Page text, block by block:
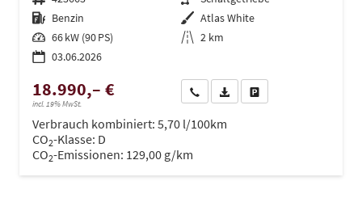
Kraftstoff Benzin Außenfarbe Atlas White
Leistung 66 kW (90 PS) Kilometerstand 2 km
03.06.2026
18.990,– €
incl. 19% MwSt.
Wir rufen Sie anPDF-Datei, Fahrzeugexposé
Verbrauch kombiniert: 5,70 l/100km
CO2-Klasse: D
CO2-Emissionen: 129,00 g/km